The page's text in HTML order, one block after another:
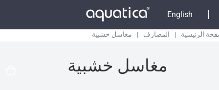
English
الرئيسية | المصارف | مغاسل خشبية
مغاسل خشبية